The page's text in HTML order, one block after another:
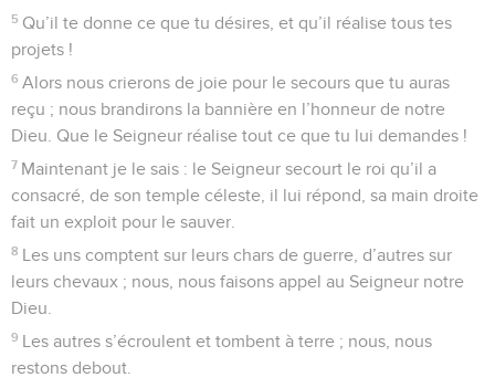
5 Qu’il te donne ce que tu désires, et qu’il réalise tous tes
projets !
6 Alors nous crierons de joie pour le secours que tu auras
reçu ; nous brandirons la bannière en l’honneur de notre
Dieu. Que le Seigneur réalise tout ce que tu lui demandes !
7 Maintenant je le sais : le Seigneur secourt le roi qu’il a
consacré, de son temple céleste, il lui répond, sa main droite
fait un exploit pour le sauver.
8 Les uns comptent sur leurs chars de guerre, d’autres sur
leurs chevaux ; nous, nous faisons appel au Seigneur notre
Dieu.
9 Les autres s’écroulent et tombent à terre ; nous, nous
restons debout.